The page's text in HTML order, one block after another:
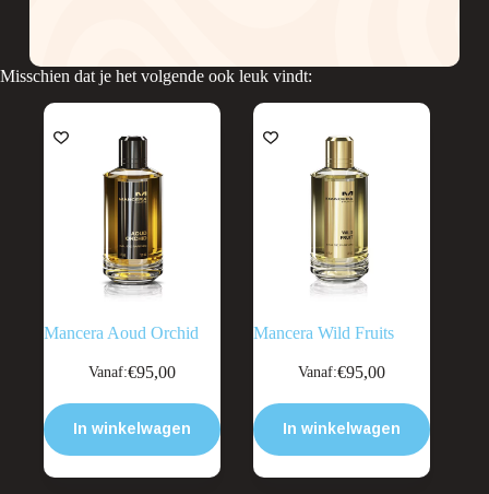
Misschien dat je het volgende ook leuk vindt:
Mancera Aoud Orchid
Vanaf:€95,00
In winkelwagen
product
variaties.
Deze
optie
Mancera Wild Fruits
Vanaf:€95,00
In winkelwagen
product
variaties.
Deze
optie